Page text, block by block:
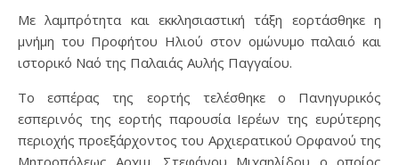
Με λαμπρότητα και εκκλησιαστική τάξη εορτάσθηκε η
μνήμη του Προφήτου Ηλιού στον ομώνυμο παλαιό και
ιστορικό Ναό της Παλαιάς Αυλής Παγγαίου.
Το εσπέρας της εορτής τελέσθηκε ο Πανηγυρικός
εσπερινός της εορτής παρουσία Ιερέων της ευρύτερης
περιοχής προεξάρχοντος του Αρχιερατικού Ορφανού της